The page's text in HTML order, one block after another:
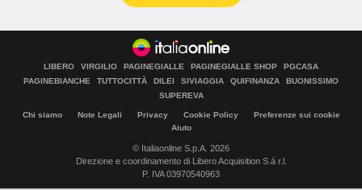
LIBERO VIRGILIO PAGINEGIALLE PAGINEGIALLE SHOP
PGCASA
PAGINEBIANCHE
TUTTOCITTÀ DILEI SIVIAGGIA QUIFINANZA
BUONISSIMO
SUPEREVA
Chi siamo Note Legali Privacy Cookie Policy
Preferenze sui cookie
Aiuto
© Italiaonline S.p.A. 2026
Direzione e coordinamento di Libero Acquisition S.á r.l.
P. IVA 03970540963